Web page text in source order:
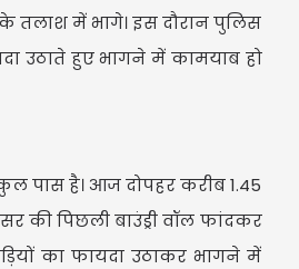
तलाश में भागे। इस दौरान पुलिस
उठाते हुए भागने में कामयाब हो
पास है। आज दोपहर करीब 1.45
की पिछली बाउंड्री वॉल फांदकर
का फायदा उठाकर भागने में